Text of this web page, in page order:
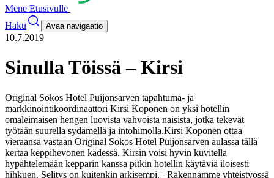
Mene Etusivulle
Haku
Avaa navigaatio
10.7.2019
Sinulla Töissä – Kirsi
Original Sokos Hotel Puijonsarven tapahtuma- ja
markkinointikoordinaattori Kirsi Koponen on yksi hotellin
omaleimaisen hengen luovista vahvoista naisista, jotka tekevät
työtään suurella sydämellä ja intohimolla.Kirsi Koponen ottaa
vieraansa vastaan Original Sokos Hotel Puijonsarven aulassa tällä
kertaa keppihevonen kädessä. Kirsin voisi hyvin kuvitella
hypähtelemään kepparin kanssa pitkin hotellin käytäviä iloisesti
hihkuen. Selitys on kuitenkin arkisempi.– Rakennamme yhteistyössä